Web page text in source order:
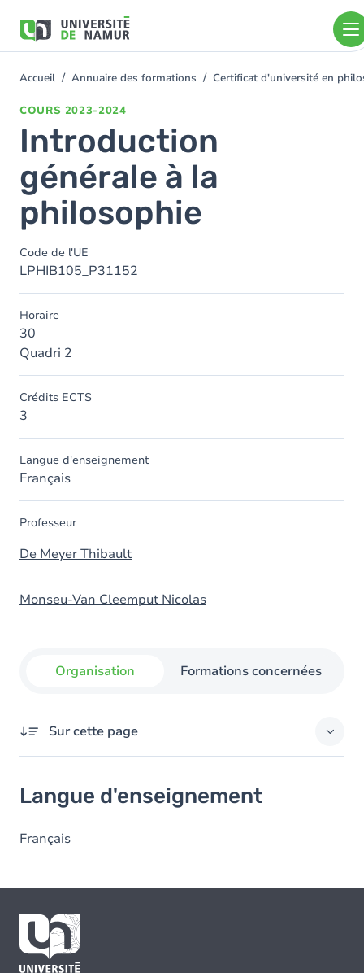
contenu
You
Accueil Annuaire des formations Certificat d'université en
COURS 2023-2024
Introduction
générale à la
philosophie
Code de l'UE
LPHIB105_P31152
Horaire
30
Quadri 2
Crédits ECTS
3
Langue d'enseignement
Français
Professeur
De Meyer Thibault
Monseu-Van Cleemput Nicolas
Organisation Formations concernées
Sur cette page
Langue d'enseignement
Français